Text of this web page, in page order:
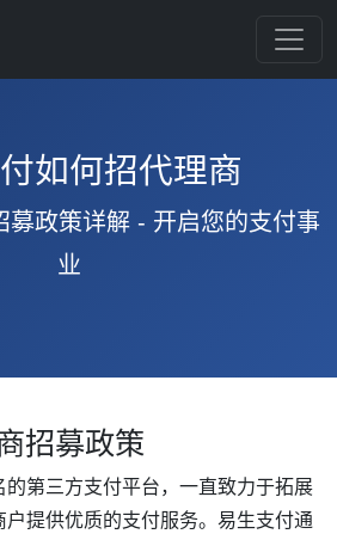
如何招代理商
募政策详解 - 开启您的支付事
业
招募政策
第三方支付平台，一直致力于拓展
提供优质的支付服务。易生支付通